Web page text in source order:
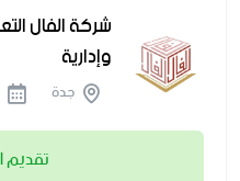
شركة الفال
وإدارية
جدة
تقديم